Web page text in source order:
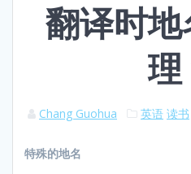
翻译时
理
Chang Guohua 英语 读书
特殊的地名